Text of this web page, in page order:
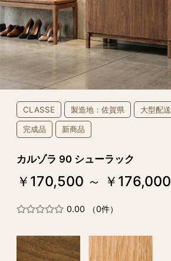
CLASSE 製造地：佐賀県 大型配送
完成品 新商品
カルゾラ 90 シューラック
￥170,500 ～ ￥176,000
0.00 （0件）